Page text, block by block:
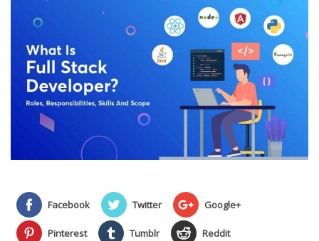
Facebook Twitter Google+
Pinterest Tumblr Reddit